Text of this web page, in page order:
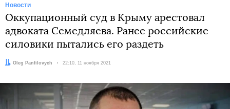
Новости
Оккупационный суд в Крыму арестовал
адвоката Семедляева. Ранее российские
силовики пытались его раздеть
Автор:
Oleg Panfilovych Дата:
22:10, 11 ноября 2021